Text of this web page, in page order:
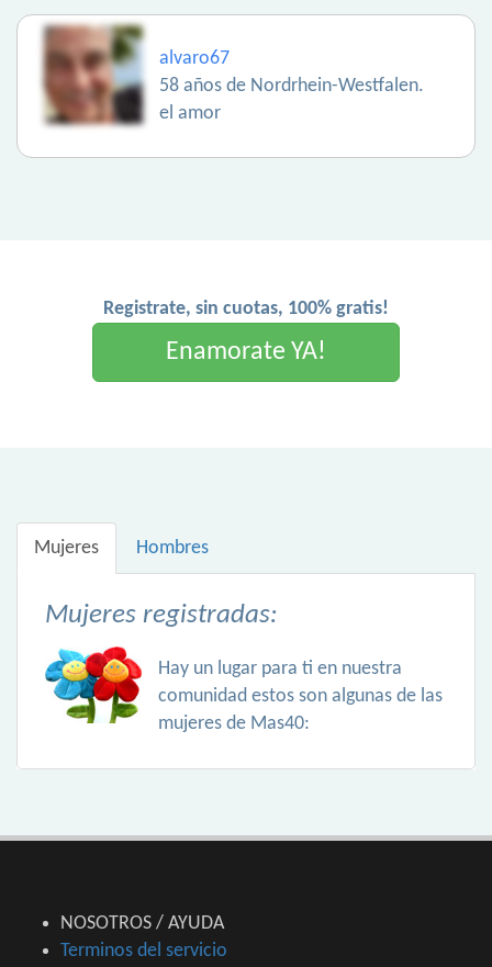
alvaro67
58 años de Nordrhein-Westfalen.
el amor
Registrate, sin cuotas, 100% gratis!
Enamorate YA!
Mujeres Hombres
Mujeres registradas:
Hay un lugar para ti en nuestra
comunidad estos son algunas de las
mujeres de Mas40:
NOSOTROS / AYUDA
Terminos del servicio